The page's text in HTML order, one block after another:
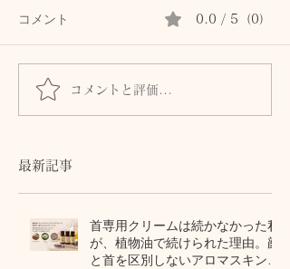
介護と老いを見つめる人
へ
コメント 0.0 / 5（0）
コメントと評価...
最新記事
首専用クリームは続かなかった私
が、植物油で続けられた理由。顔
と首を区別しないアロマスキンケ